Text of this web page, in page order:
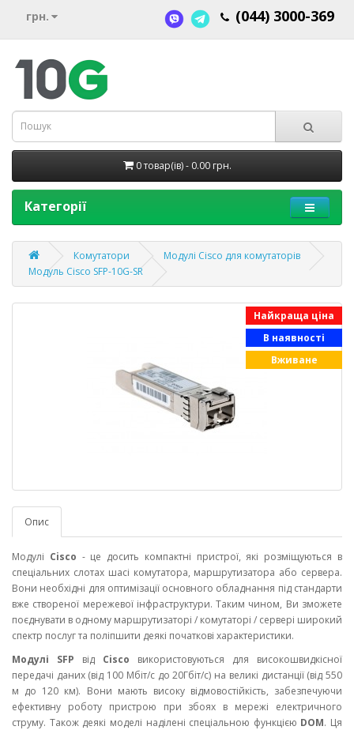
грн. (044) 3000-369
0 товар(ів) - 0.00 грн.
Категорії
Комутатори
Модулі Cisco для комутаторів
Модуль Cisco SFP-10G-SR
Найкраща ціна
В наявності
Вживане
Опис
Модулі Cisco - це досить компактні пристрої, які розміщуються в
спеціальних слотах шасі комутатора, маршрутизатора або сервера.
Вони необхідні для оптимізації основного обладнання під стандарти
вже створеної мережевої інфраструктури. Таким чином, Ви зможете
поєднувати в одному маршрутизаторі / комутаторі / сервері широкий
спектр послуг та поліпшити деякі початкові характеристики.
Модулі SFP від Cisco використовуються для високошвидкісної
передачі даних (від 100 Мбіт/с до 20Гбіт/с) на великі дистанції (від 550
м до 120 км). Вони мають високу відмовостійкість, забезпечуючи
ефективну роботу пристрою при збоях в мережі електричного
струму. Також деякі моделі наділені спеціальною функцією DOM. Ця